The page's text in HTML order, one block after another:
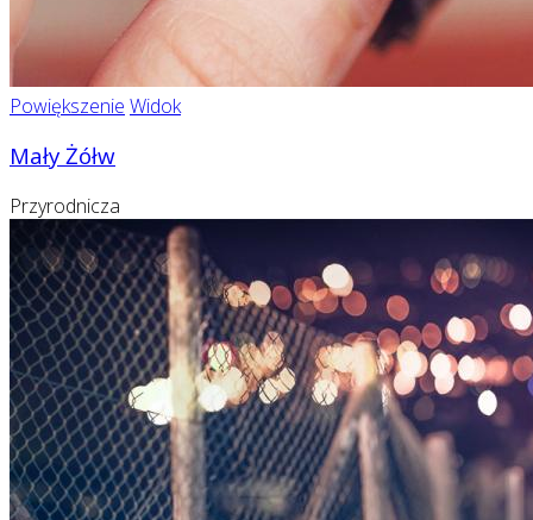
Powiększenie Widok
Mały Żółw
Przyrodnicza